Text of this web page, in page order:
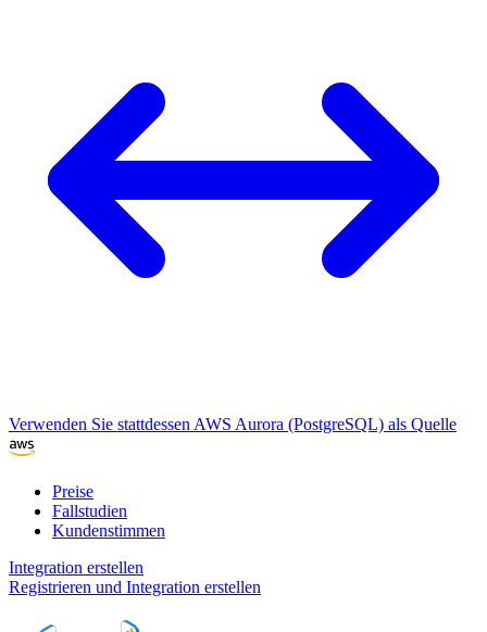
Verwenden Sie stattdessen AWS Aurora (PostgreSQL) als Quelle
Preise
Fallstudien
Kundenstimmen
Integration erstellen
Registrieren und Integration erstellen